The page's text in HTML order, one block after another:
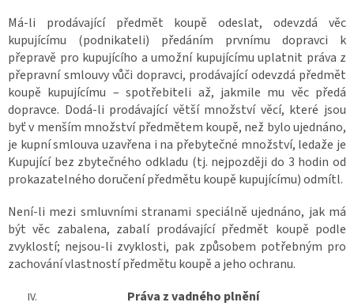
Má-li prodávající předmět koupě odeslat, odevzdá věc
kupujícímu (podnikateli) předáním prvnímu dopravci k
přepravě pro kupujícího a umožní kupujícímu uplatnit práva z
přepravní smlouvy vůči dopravci, prodávající odevzdá předmět
koupě kupujícímu – spotřebiteli až, jakmile mu věc předá
dopravce. Dodá-li prodávající větší množství věcí, které jsou
byť v menším množství předmětem koupě, než bylo ujednáno,
je kupní smlouva uzavřena i na přebytečné množství, ledaže je
Kupující bez zbytečného odkladu (tj. nejpozději do 3 hodin od
prokazatelného doručení předmětu koupě kupujícímu) odmítl.
Není-li mezi smluvními stranami speciálně ujednáno, jak má
být věc zabalena, zabalí prodávající předmět koupě podle
zvyklostí; nejsou-li zvyklosti, pak způsobem potřebným pro
zachování vlastností předmětu koupě a jeho ochranu.
Práva z vadného plnění